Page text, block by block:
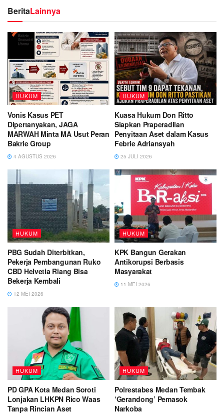
BeritaLainnya
HUKUM
Vonis Kasus PET
Dipertanyakan, JAGA
MARWAH Minta MA Usut Peran
Bakrie Group
4 AGUSTUS 2026
HUKUM
Kuasa Hukum Don Ritto
Siapkan Praperadilan
Penyitaan Aset dalam Kasus
Febrie Adriansyah
25 JULI 2026
HUKUM
PBG Sudah Diterbitkan,
Pekerja Pembangunan Ruko
CBD Helvetia Riang Bisa
Bekerja Kembali
12 MEI 2026
HUKUM
KPK Bangun Gerakan
Antikorupsi Berbasis
Masyarakat
11 MEI 2026
HUKUM
PD GPA Kota Medan Soroti
Lonjakan LHKPN Rico Waas
Tanpa Rincian Aset
HUKUM
Polrestabes Medan Tembak
‘Gerandong’ Pemasok
Narkoba